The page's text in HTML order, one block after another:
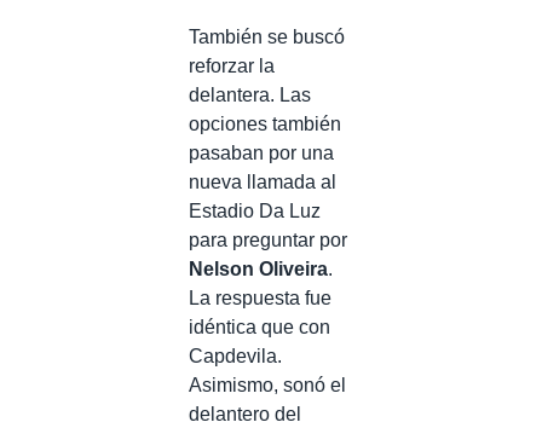
También se buscó
reforzar la
delantera. Las
opciones también
pasaban por una
nueva llamada al
Estadio Da Luz
para preguntar por
Nelson Oliveira.
La respuesta fue
idéntica que con
Capdevila.
Asimismo, sonó el
delantero del